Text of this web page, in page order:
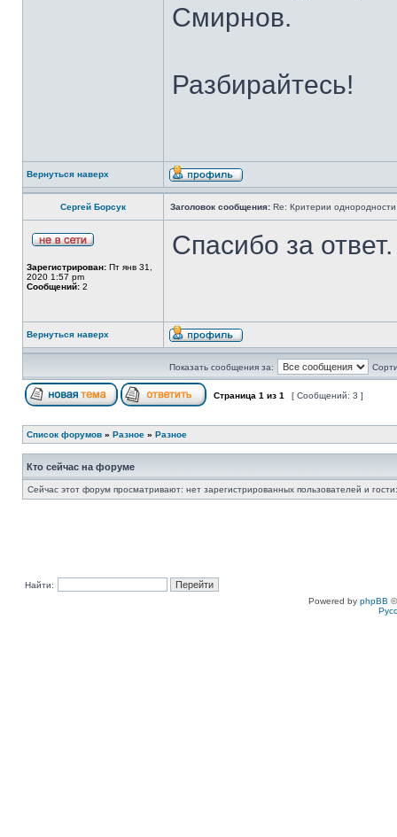
Смирнов.
Разбирайтесь!
Вернуться наверх
Сергей Борсук Заголовок сообщения: Re: Критерии однородности
Зарегистрирован: Пт янв 31,
2020 1:57 pm
Сообщений: 2
Спасибо за
Вернуться наверх
Показать сообщения за:
Страница 1 из 1 [ Сообщений: 3 ]
Список форумов » Разное » Разное
Кто сейчас на форуме
Сейчас этот форум просматривают: нет зарегистрированных пользователей и
Найти:
Powered by phpBB